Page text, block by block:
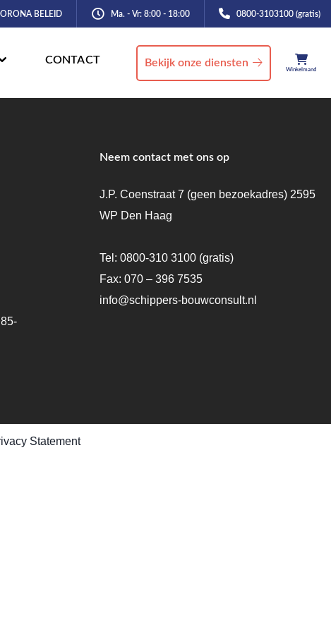
BELEID Ma. - Vr: 8:00 - 18:00 0800-3103100 (gratis)
CONTACT
Winkelmand
Bekijk onze diensten
Neem contact met ons op
J.P. Coenstraat 7 (geen bezoekadres) 2595
WP Den Haag
Tel: 0800-310 3100(gratis)
Fax: 070 – 396 7535
info@schippers-bouwconsult.nl
Statement